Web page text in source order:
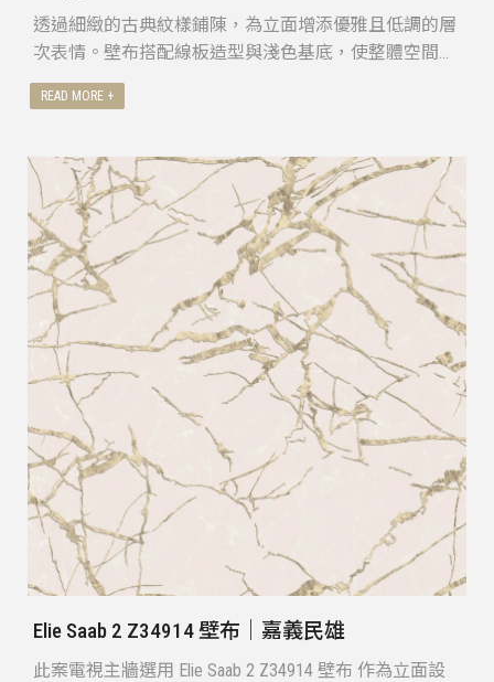
透過細緻的古典紋樣鋪陳，為立面增添優雅且低調的層
次表情。壁布搭配線板造型與淺色基底，使整體空間在
簡約結構中，展現柔和而不失質感的精品氛圍。
Elie Saab 2 Z34914 壁布｜嘉義民雄
此案電視主牆選用 Elie Saab 2 Z34914 壁布 作為立面設